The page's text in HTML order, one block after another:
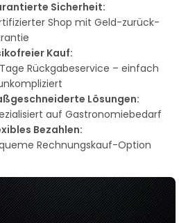
Sicherheit:
Shop mit Geld-zurück-
Kauf:
Rückgabeservice – einfach
Lösungen:
auf Gastronomiebedarf
Bezahlen:
Rechnungskauf-Option